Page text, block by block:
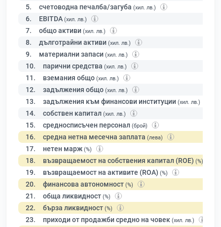
5. счетоводна печалба/загуба (хил. лв.)
6. EBITDA (хил. лв.)
7. общо активи (хил. лв.)
8. дълготрайни активи (хил. лв.)
9. материални запаси (хил. лв.)
10. парични средства (хил. лв.)
11. вземания общо (хил. лв.)
12. задължения общо (хил. лв.)
13. задължения към финансови институции (хил. лв.)
14. собствен капитал (хил. лв.)
15. средносписъчен персонал (брой)
16. средна нетна месечна заплата (лева)
17. нетен марж (%)
18. възвращаемост на собствения капитал (ROE) (%)
19. възвращаемост на активите (ROA) (%)
20. финансова автономност (%)
21. обща ликвидност (%)
22. бърза ликвидност (%)
23. приходи от продажби средно на човек (хил. лв.)